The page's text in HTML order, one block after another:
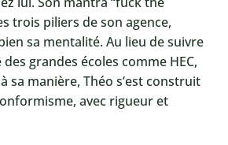
trois piliers de son agence,
sa mentalité. Au lieu de suivre
grandes écoles comme HEC,
sa manière, Théo s’est construit
avec rigueur et